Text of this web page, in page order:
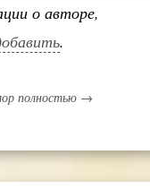
о авторе,
.
полностью →